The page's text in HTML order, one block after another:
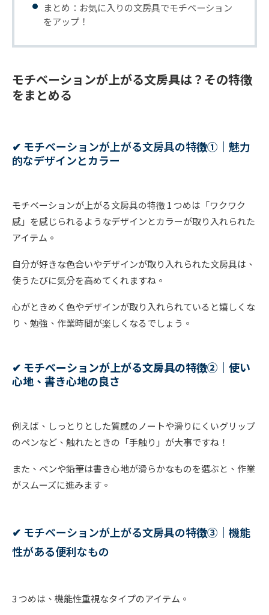
まとめ：お気に入りの文房具でモチベーション
をアップ！
モチベーションが上がる文房具は？その特徴
をまとめる
✔︎ モチベーションが上がる文房具の特徴①｜魅力
的なデザインとカラー
モチベーションが上がる文房具の特徴 1 つめは「ワクワク
感」を感じられるようなデザインとカラーが取り入れられた
アイテム。
自分が好きな色合いやデザインが取り入れられた文房具は、
使うたびに気分を高めてくれますね。
心がときめく色やデザインが取り入れられていると嬉しくな
り、勉強、作業時間が楽しくなるでしょう。
✔︎ モチベーションが上がる文房具の特徴②｜使い
心地、書き心地の良さ
例えば、しっとりとした質感のノートや滑りにくいグリップ
のペンなど、触れたときの「手触り」が大事ですね！
また、ペンや鉛筆は書き心地が滑らかなものを選ぶと、作業
がスムーズに進みます。
✔︎ モチベーションが上がる文房具の特徴③｜機能
性がある便利なもの
3 つめは、機能性重視なタイプのアイテム。